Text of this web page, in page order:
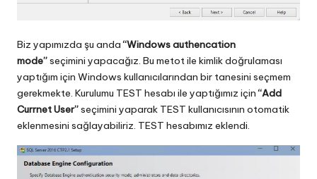
Biz yapımızda şu anda“Windows authencation
mode”seçimini yapacağız. Bu metot ile kimlik doğrulaması
yaptığım için Windows kullanıcılarından bir tanesini seçmem
gerekmekte. Kurulumu TEST hesabı ile yaptığımız için“Add
Currnet User”seçimini yaparak TEST kullanıcısının otomatik
eklenmesini sağlayabiliriz. TEST hesabımız eklendi.